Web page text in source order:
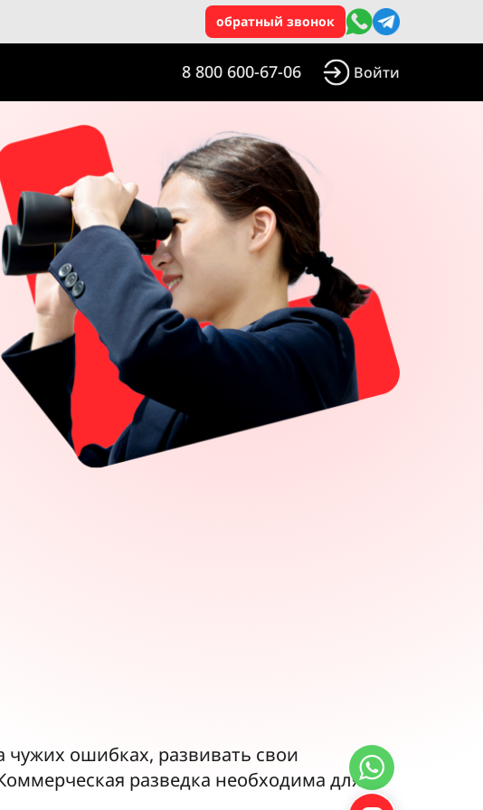
обратный звонок
8 800 600-67-06 Войти
чужих ошибках, развивать свои
разведка необходима для